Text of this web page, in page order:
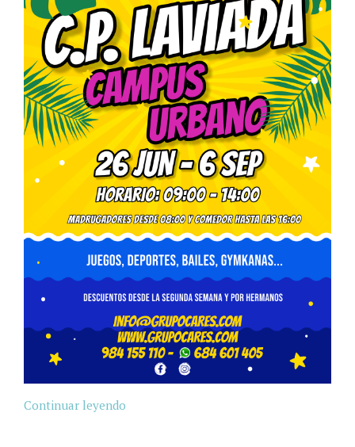
Continuar leyendo